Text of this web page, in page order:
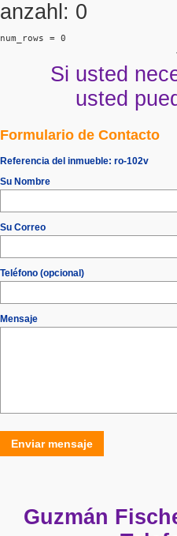
anzahl: 0
num_rows = 0
Si usted
usted
Formulario de Contacto
Referencia del inmueble: ro-102v
Su Nombre
Su Correo
Teléfono (opcional)
Mensaje
Enviar mensaje
Guzmán